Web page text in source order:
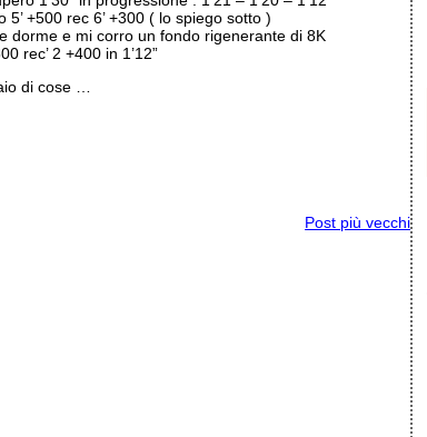
+500 rec 6’ +300 ( lo spiego sotto )
dorme e mi corro un fondo rigenerante di 8K
rec’ 2 +400 in 1’12”
di cose …
Post più vecchi